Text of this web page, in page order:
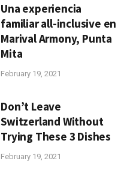
Una experiencia
familiar all-inclusive en
Marival Armony, Punta
Mita
February 19, 2021
Don’t Leave
Switzerland Without
Trying These 3 Dishes
February 19, 2021